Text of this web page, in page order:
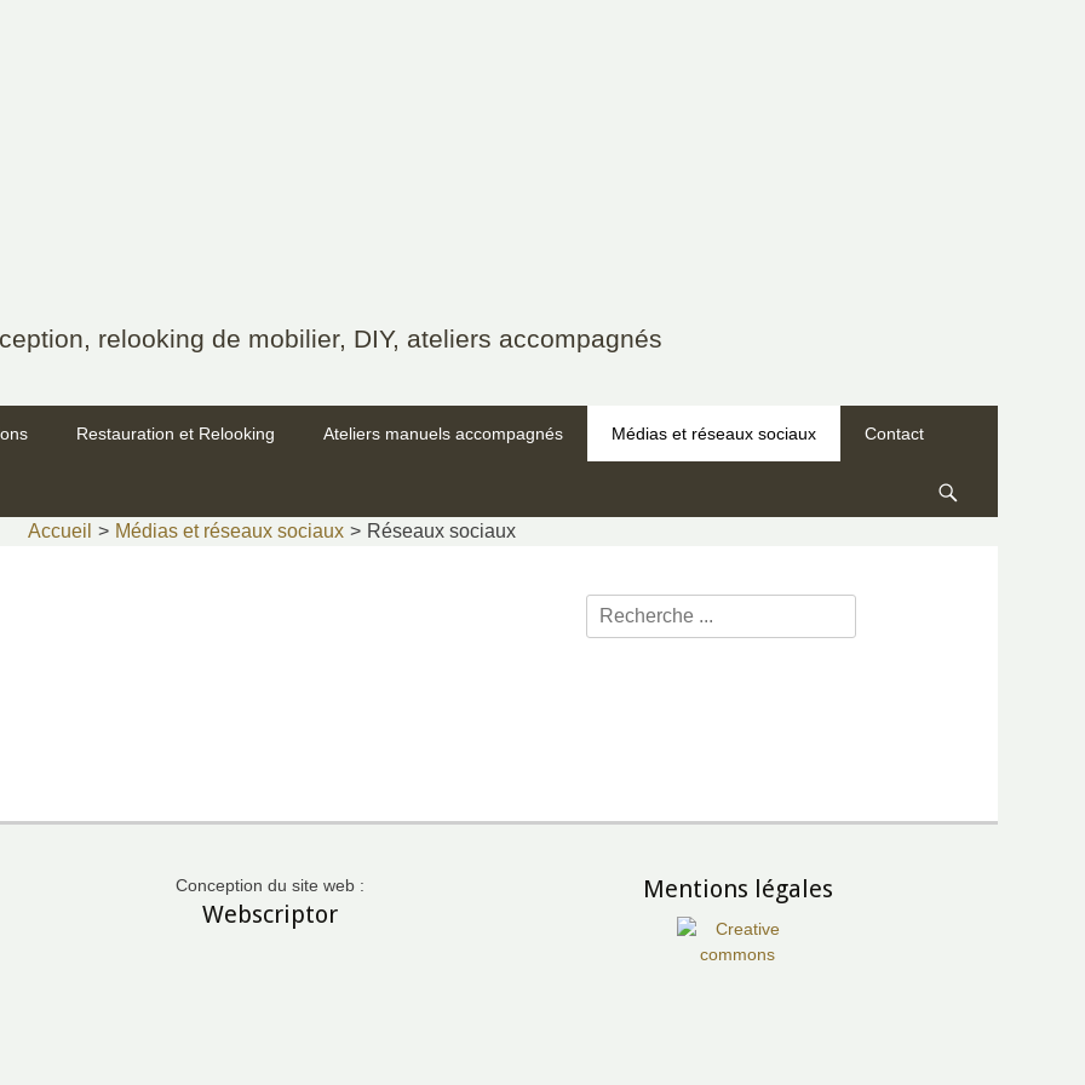
relooking de mobilier, DIY, ateliers accompagnés
Restauration et Relooking Ateliers manuels accompagnés Médias et réseaux sociaux Contact
Accueil > Médias et réseaux sociaux > Réseaux sociaux
Rechercher :
Conception du site web :
Webscriptor
Mentions légales